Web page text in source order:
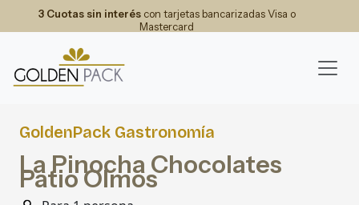
3 Cuotas sin interéscon tarjetas bancarizadas Visa o
Mastercard
GoldenPack Gastronomía
La Pinocha Chocolates
Patio Olmos